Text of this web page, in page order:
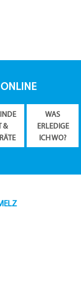
&
WAS
ERLEDIGE
ICH WO?